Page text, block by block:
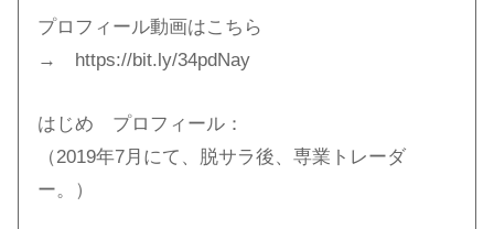
プロフィール動画はこちら
→ https://bit.ly/34pdNay​
はじめ プロフィール：
（2019年7月にて、脱サラ後、専業トレーダ
ー。）